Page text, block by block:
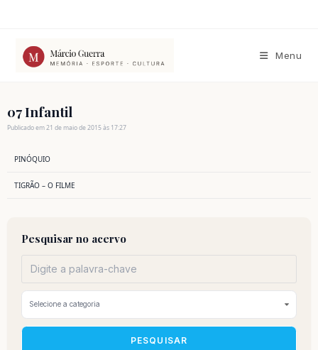
conteúdo
Menu
07 Infantil
Publicado em 21 de maio de 2015 às 17:27
PINÓQUIO
TIGRÃO – O FILME
Pesquisar no acervo
PESQUISAR